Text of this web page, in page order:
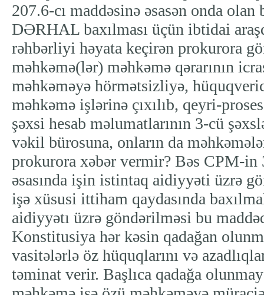
207.6-cı maddəsinə əsasən onda
DƏRHAL baxılması üçün ibtidai
rəhbərliyi həyata keçirən prokurora
məhkəmə(lər) məhkəmə qərarının
məhkəməyə hörmətsizliyə,
məhkəmə işlərinə çıxılıb, qeyri-
şəxsi hesab məlumatlarının 3-cü
vəkil bürosuna, onların da
prokurora xəbər vermir? Bəs CPM-in
əsasında işin istintaq aidiyyəti üzrə
işə xüsusi ittiham qaydasında
aidiyyətı üzrə göndərilməsi bu
Konstitusiya hər kəsin qadağan
vasitələrlə öz hüquqlarını və
təminat verir. Başlıca qadağa